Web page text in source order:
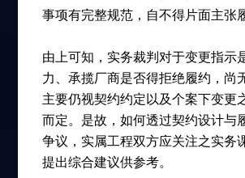
事项有完整规范，自不得片面主张
由上可知，实务裁判对于变更指示
力、承揽厂商是否得拒绝履约，尚
主要仍视契约约定以及个案下变更
而定。是故，如何透过契约设计与
争议，实属工程双方应关注之实务
提出综合建议供参考。